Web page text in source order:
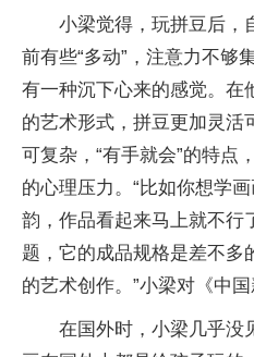
小梁觉得，玩拼豆后，
前有些“多动”，注意力不够
有一种沉下心来的感觉。在
的艺术形式，拼豆更加灵活
可复杂，“有手就会”的特点
的心理压力。“比如你想学
韵，作品看起来马上就不行
题，它的成品规格是差不多
的艺术创作。”小梁对《中国
在国外时，小梁几乎没